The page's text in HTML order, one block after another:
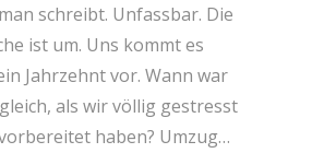
schreibt. Unfassbar. Die
ist um. Uns kommt es
Jahrzehnt vor. Wann war
als wir völlig gestresst
haben? Umzug…